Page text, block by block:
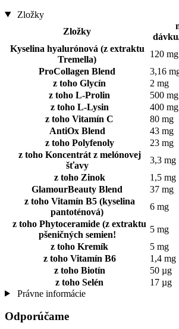
Zložky
Zložky
Kyselina hyalurónová (z extraktu
Tremella)
120 mg
ProCollagen Blend
3,16
z toho Glycín
2 mg
z toho L-Prolin
500 mg
z toho L-Lysin
400 mg
z toho Vitamín C
80 mg
AntiOx Blend
43 mg
z toho Polyfenoly
23 mg
z toho Koncentrát z melónovej
šťavy
3,3 mg
z toho Zinok
1,5 mg
GlamourBeauty Blend
37 mg
z toho Vitamín B5 (kyselina
pantoténová)
6 mg
z toho Phytoceramide (z extraktu
pšeničných semien!
5 mg
z toho Kremík
5 mg
z toho Vitamín B6
1,4 mg
z toho Biotín
50 µg
z toho Selén
17 µg
Právne informácie
Odporúčame